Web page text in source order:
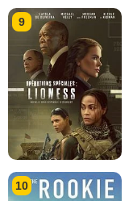
9
10